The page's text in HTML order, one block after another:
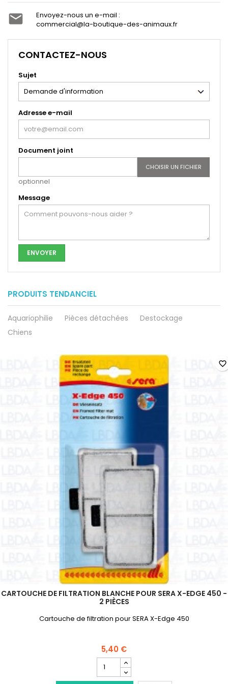

Envoyez-nous un e-mail :
commercial@la-boutique-des-animaux.fr
CONTACTEZ-NOUS
Sujet
Adresse e-mail
Document joint
CHOISIR UN FICHIER
optionnel
Message
PRODUITS TENDANCIEL
Aquariophilie Pièces détachées
Destockage
Chiens
CARTOUCHE DE FILTRATION BLANCHE POUR SERA X-EDGE 450 -
2 PIÈCES
Cartouche de filtration pour SERA X-Edge 450
5,40 €
quantité
du
favorite_border